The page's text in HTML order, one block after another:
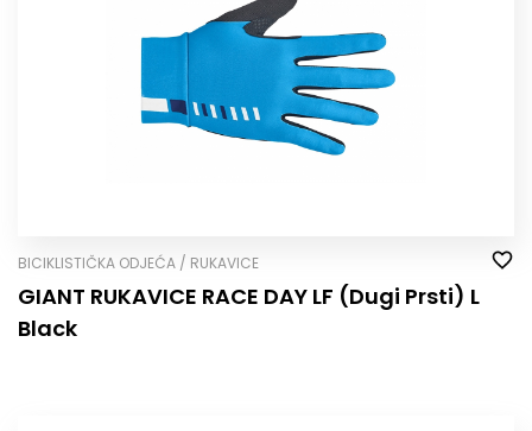
BICIKLISTIČKA ODJEĆA / RUKAVICE
GIANT RUKAVICE RACE DAY LF (Dugi Prsti) L
Black